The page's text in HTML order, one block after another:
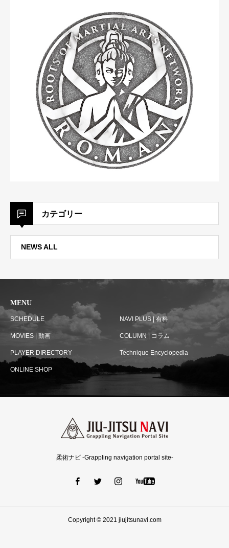
カテゴリー
NEWS ALL
MENU
SCHEDULE NAVI PLUS | 有料
MOVIES | 動画 COLUMN | コラム
PLAYER DIRECTORY Technique Encyclopedia
ONLINE SHOP
柔術ナビ -Grappling navigation portal site-
Copyright © 2021 jiujitsunavi.com